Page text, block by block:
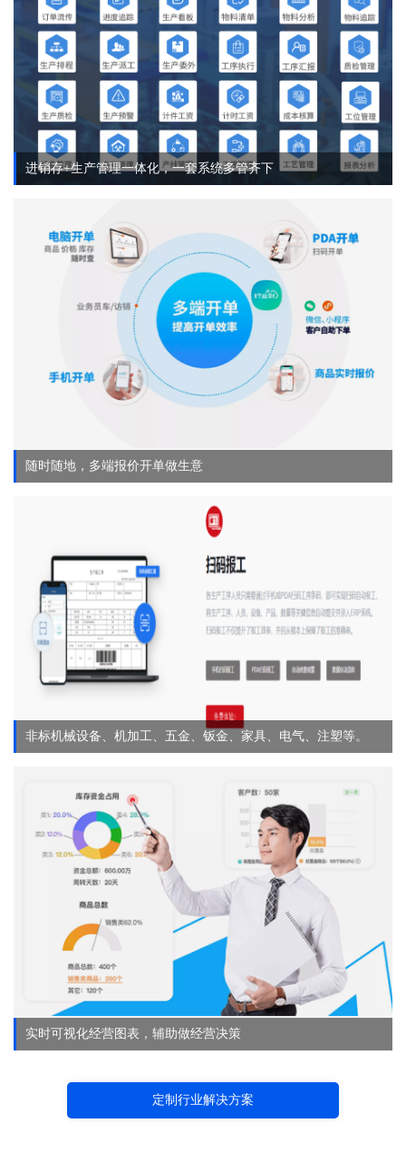
进销存+生产管理一体化，一套系统多管齐下
随时随地，多端报价开单做生意
非标机械设备、机加工、五金、钣金、家具、电气、注塑等。
实时可视化经营图表，辅助做经营决策
定制行业解决方案